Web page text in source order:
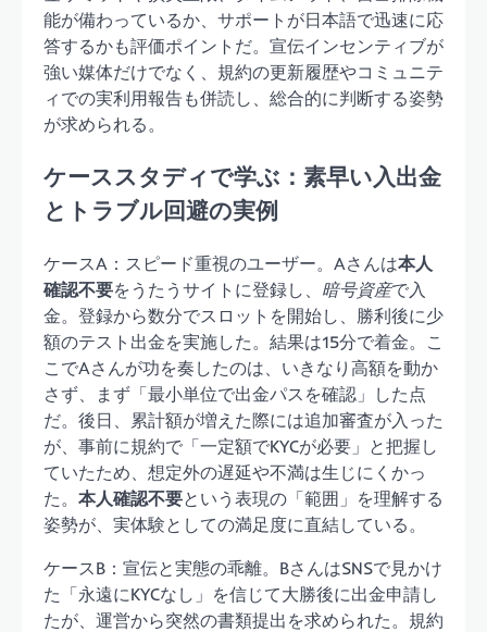
能が備わっているか、サポートが日本語で迅速に応
答するかも評価ポイントだ。宣伝インセンティブが
強い媒体だけでなく、規約の更新履歴やコミュニテ
ィでの実利用報告も併読し、総合的に判断する姿勢
が求められる。
ケーススタディで学ぶ：素早い入出金
とトラブル回避の実例
ケースA：スピード重視のユーザー。Aさんは本人
確認不要をうたうサイトに登録し、 暗号資産で入
金。登録から数分でスロットを開始し、勝利後に少
額のテスト出金を実施した。結果は15分で着金。こ
こでAさんが功を奏したのは、いきなり高額を動か
さず、まず「最小単位で出金パスを確認」した点
だ。後日、累計額が増えた際には追加審査が入った
が、事前に規約で「一定額でKYCが必要」と把握し
ていたため、想定外の遅延や不満は生じにくかっ
た。 本人確認不要という表現の「範囲」を理解する
姿勢が、実体験としての満足度に直結している。
ケースB：宣伝と実態の乖離。BさんはSNSで見かけ
た「永遠にKYCなし」を信じて大勝後に出金申請し
たが、運営から突然の書類提出を求められた。規約